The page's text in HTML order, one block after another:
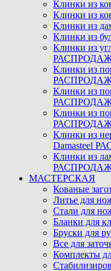
Клинки из
Клинки из
Клинки из
Клинки из
Клинки из
Клинки из
Клинки из
Клинки из
Клинки из
Damasteel
Клинки из
МАСТЕРСКАЯ
Кованые
Литье для
Стали для
Бланки для
Бруски для
Все для
Комплекты